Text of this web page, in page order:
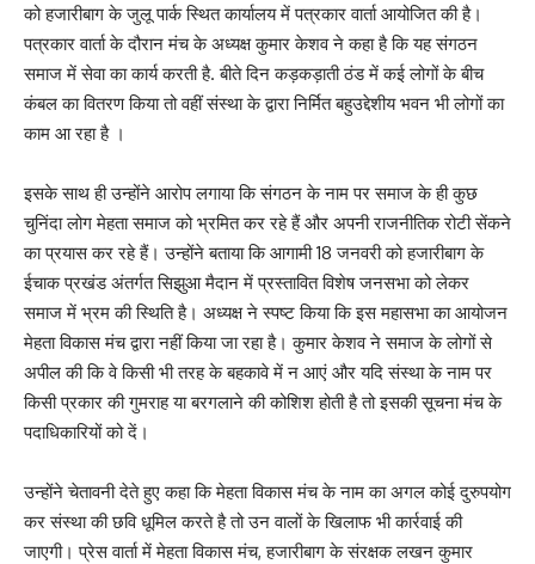
को हजारीबाग के जुलू पार्क स्थित कार्यालय में पत्रकार वार्ता आयोजित की है।
पत्रकार वार्ता के दौरान मंच के अध्यक्ष कुमार केशव ने कहा है कि यह संगठन
समाज में सेवा का कार्य करती है. बीते दिन कड़कड़ाती ठंड में कई लोगों के बीच
कंबल का वितरण किया तो वहीं संस्था के द्वारा निर्मित बहुउद्देशीय भवन भी लोगों का
काम आ रहा है ।
इसके साथ ही उन्होंने आरोप लगाया कि संगठन के नाम पर समाज के ही कुछ
चुनिंदा लोग मेहता समाज को भ्रमित कर रहे हैं और अपनी राजनीतिक रोटी सेंकने
का प्रयास कर रहे हैं। उन्होंने बताया कि आगामी 18 जनवरी को हजारीबाग के
ईचाक प्रखंड अंतर्गत सिझुआ मैदान में प्रस्तावित विशेष जनसभा को लेकर
समाज में भ्रम की स्थिति है। अध्यक्ष ने स्पष्ट किया कि इस महासभा का आयोजन
मेहता विकास मंच द्वारा नहीं किया जा रहा है। कुमार केशव ने समाज के लोगों से
अपील की कि वे किसी भी तरह के बहकावे में न आएं और यदि संस्था के नाम पर
किसी प्रकार की गुमराह या बरगलाने की कोशिश होती है तो इसकी सूचना मंच के
पदाधिकारियों को दें।
उन्होंने चेतावनी देते हुए कहा कि मेहता विकास मंच के नाम का अगल कोई दुरुपयोग
कर संस्था की छवि धूमिल करते है तो उन वालों के खिलाफ भी कार्रवाई की
जाएगी। प्रेस वार्ता में मेहता विकास मंच, हजारीबाग के संरक्षक लखन कुमार